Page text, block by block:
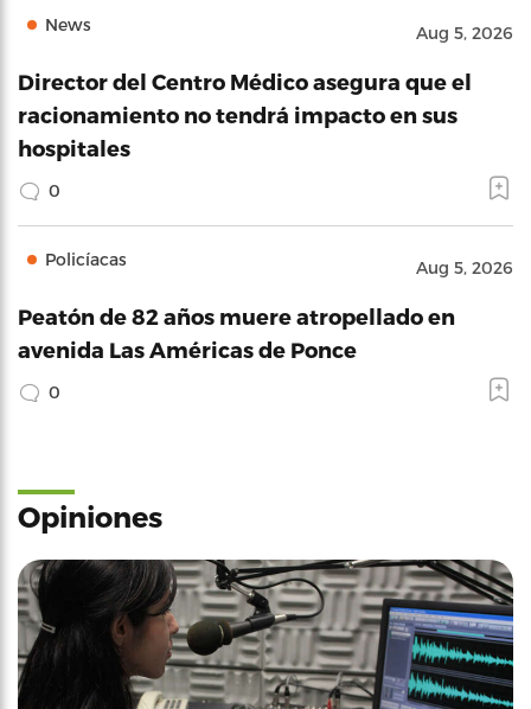
News Aug 5, 2026
Director del Centro Médico asegura que el
racionamiento no tendrá impacto en sus
hospitales
0
Policíacas Aug 5, 2026
Peatón de 82 años muere atropellado en
avenida Las Américas de Ponce
0
Opiniones